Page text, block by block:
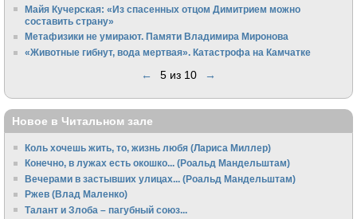
Майя Кучерская: «Из спасенных отцом Димитрием можно
составить страну»
Метафизики не умирают. Памяти Владимира Миронова
«Животные гибнут, вода мертвая». Катастрофа на Камчатке
← 5 из 10 →
Новое в Читальном зале
Коль хочешь жить, то, жизнь любя (Лариса Миллер)
Конечно, в лужах есть окошко... (Роальд Мандельштам)
Вечерами в застывших улицах... (Роальд Мандельштам)
Ржев (Влад Маленко)
Талант и Злоба – пагубный союз...